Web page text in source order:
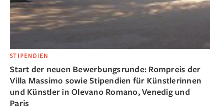
STIPENDIEN
Start der neuen Bewerbungsrunde: Rompreis der
Villa Massimo sowie Stipendien für Künstlerinnen
und Künstler in Olevano Romano, Venedig und
Paris